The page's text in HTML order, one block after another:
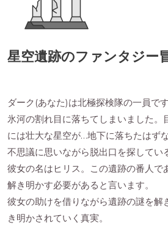
星空遺跡のファンタジー
ダーク(あなた)は北極探検隊の一員で
氷河の割れ目に落ちてしまいました
には壮大な星空が…地下に落ちたはず
不思議に思いながら脱出口を探してい
彼女の名はヒリス。この遺跡の番人
解き明かす必要があると言います。
彼女の助けを借りながら遺跡の謎を
き明かされていく真実。